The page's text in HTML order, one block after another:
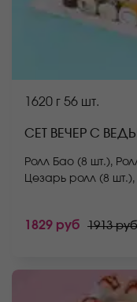
1620 г 56 шт.
СЕТ ВЕЧЕР С
Ролл Бао (8 шт.),
Цезарь ролл (8
(8 шт.) *Не
соевый соус. Они
*Внешний вид
1829 руб 1913 руб